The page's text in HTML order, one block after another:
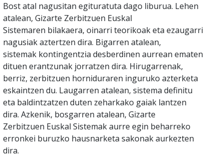
Bost atal nagusitan egituratuta dago liburua. Lehen
atalean, Gizarte Zerbitzuen Euskal
Sistemaren bilakaera, oinarri teorikoak eta ezaugarri
nagusiak aztertzen dira. Bigarren atalean,
sistemak kontingentzia desberdinen aurrean ematen
dituen erantzunak jorratzen dira. Hirugarrenak,
berriz, zerbitzuen horniduraren inguruko azterketa
eskaintzen du. Laugarren atalean, sistema definitu
eta baldintzatzen duten zeharkako gaiak lantzen
dira. Azkenik, bosgarren atalean, Gizarte
Zerbitzuen Euskal Sistemak aurre egin beharreko
erronkei buruzko hausnarketa sakonak aurkezten
dira.